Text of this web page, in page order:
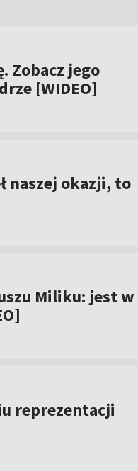
Zobacz jego
[WIDEO]
naszej okazji, to
Miliku: jest w
reprezentacji